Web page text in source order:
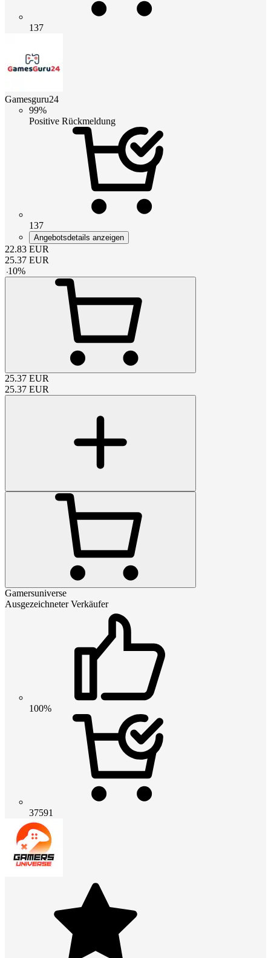
137
Gamesguru24
99%
Positive Rückmeldung
137
Angebotsdetails anzeigen
22.83 EUR
25.37 EUR
-10%
25.37 EUR
25.37 EUR
Gamersuniverse
Ausgezeichneter Verkäufer
100%
37591